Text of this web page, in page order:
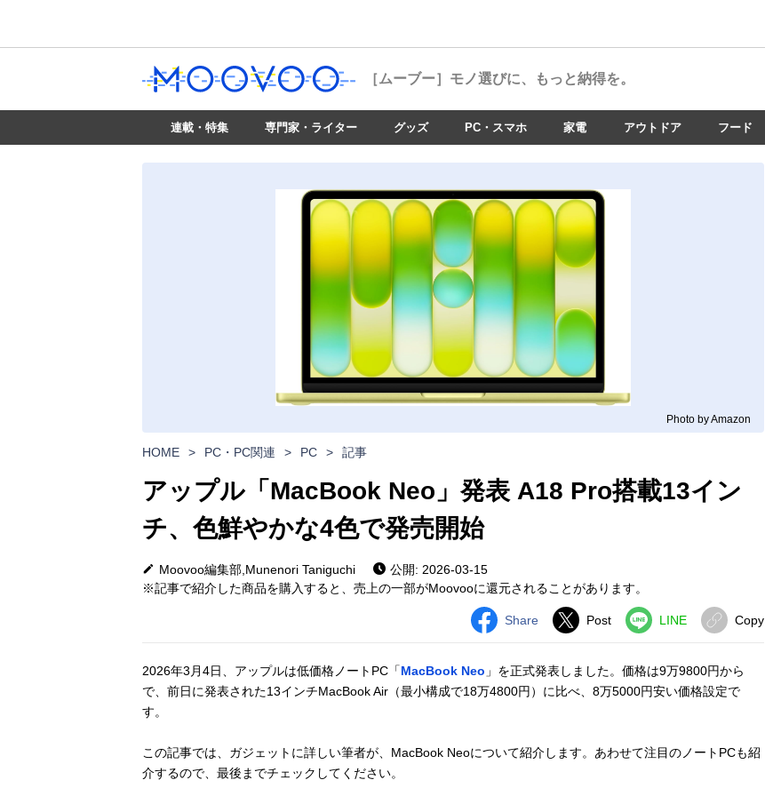
［ムーブー］ モノ選びに、もっと納得を。
連載・特集 専門家・ライター グッズ PC・スマホ 家電 アウトドア フード
Photo by Amazon
HOME > PC・PC関連 > PC > 記事
アップル「MacBook Neo」発表 A18 Pro搭載13イン
チ、色鮮やかな4色で発売開始
Moovoo編集部,Munenori Taniguchi
公開: 2026-03-15
※記事で紹介した商品を購入すると、売上の一部がMoovooに還元されることがあります。
Share Post LINE Copy
2026年3月4日、アップルは低価格ノートPC「MacBook Neo 」を正式発表しました。価格は9万9800円から
で、前日に発表された13インチMacBook Air（最小構成で18万4800円）に比べ、8万5000円安い価格設定で
す。
この記事では、ガジェットに詳しい筆者が、MacBook Neoについて紹介します。あわせて注目のノートPCも紹
介するので、最後までチェックしてください。